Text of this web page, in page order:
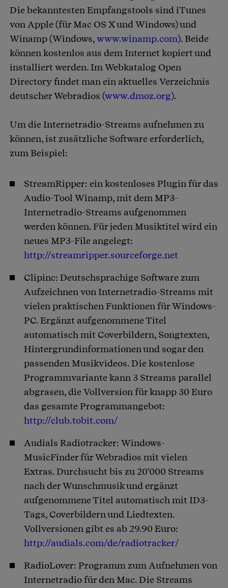
Die bekanntesten Empfangstools sind iTunes
von Apple (für Mac OS X und Windows) und
Winamp (Windows,www.winamp.com). Beide
können kostenlos aus dem Internet kopiert und
installiert werden. Im Webkatalog Open
Directory findet man ein aktuelles Verzeichnis
deutscher Webradios (www.dmoz.org).
Um die Internetradio-Streams aufnehmen zu
können, ist zusätzliche Software erforderlich,
zum Beispiel:
StreamRipper: ein kostenloses Plugin für das
Audio-Tool Winamp, mit dem MP3-
Internetradio-Streams aufgenommen
werden können. Für jeden Musiktitel wird ein
neues MP3-File angelegt:
http://streamripper.sourceforge.net
Clipinc: Deutschsprachige Software zum
Aufzeichnen von Internetradio-Streams mit
vielen praktischen Funktionen für Windows-
PC. Ergänzt aufgenommene Titel
automatisch mit Coverbildern, Songtexten,
Hintergrundinformationen und sogar den
passenden Musikvideos. Die kostenlose
Programmvariante kann 3 Streams parallel
abgrasen, die Vollversion für knapp 30 Euro
das gesamte Programmangebot:
http://club.tobit.com/
Audials Radiotracker: Windows-
MusicFinder für Webradios mit vielen
Extras. Durchsucht bis zu 20'000 Streams
nach der Wunschmusik und ergänzt
aufgenommene Titel automatisch mit ID3-
Tags, Coverbildern und Liedtexten.
Vollversionen gibt es ab 29.90 Euro:
http://audials.com/de/radiotracker/
RadioLover: Programm zum Aufnehmen von
Internetradio für den Mac. Die Streams